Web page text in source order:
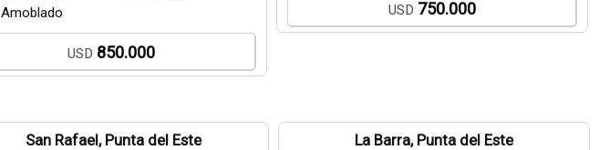
Amoblado
USD 850.000
USD 750.000
San Rafael, Punta del Este La Barra, Punta del Este